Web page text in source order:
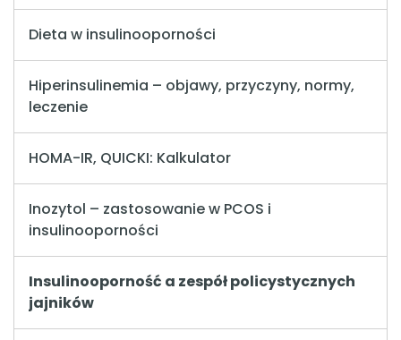
Dieta w insulinooporności
Hiperinsulinemia – objawy, przyczyny, normy,
leczenie
HOMA-IR, QUICKI: Kalkulator
Inozytol – zastosowanie w PCOS i
insulinooporności
Insulinooporność a zespół policystycznych
jajników